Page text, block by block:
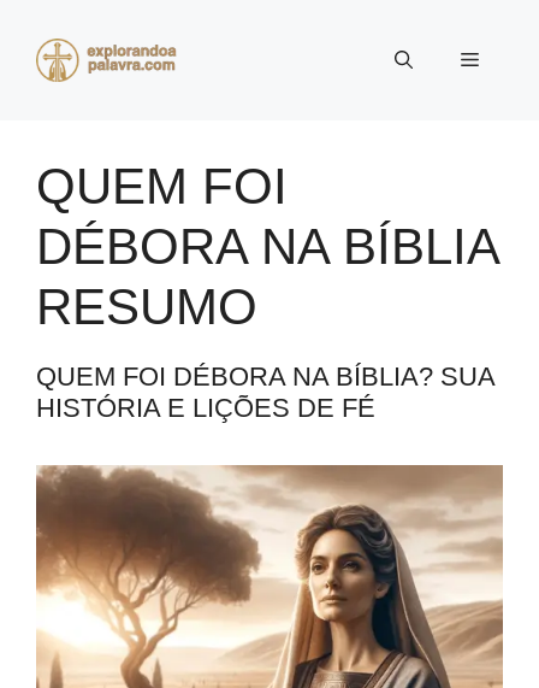
Menu
QUEM FOI
DÉBORA NA BÍBLIA
RESUMO
QUEM FOI DÉBORA NA BÍBLIA? SUA
HISTÓRIA E LIÇÕES DE FÉ